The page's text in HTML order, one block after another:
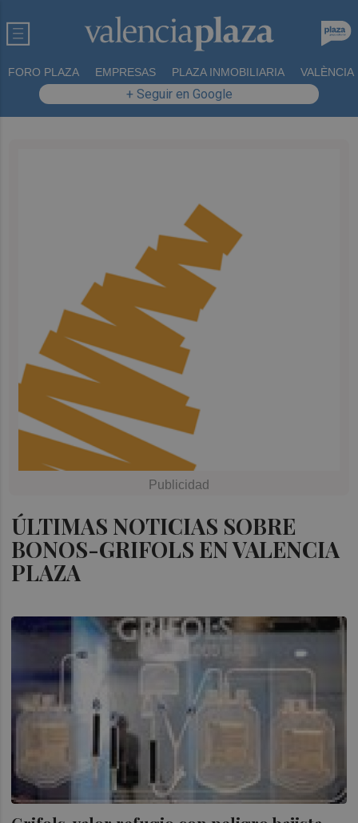
FORO PLAZA EMPRESAS PLAZA INMOBILIARIA VALÈNCIA
+ Seguir en Google
ÚLTIMAS NOTICIAS SOBRE
BONOS-GRIFOLS EN VALENCIA
PLAZA